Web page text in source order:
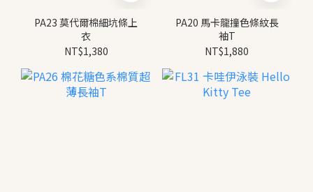
PA23 莫代爾棉細坑條上
衣
NT$1,380
PA20 馬卡龍撞色條紋長
袖T
NT$1,880